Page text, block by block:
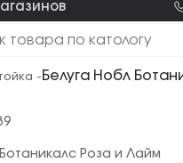
- Белуга Нобл
Роза и Лайм